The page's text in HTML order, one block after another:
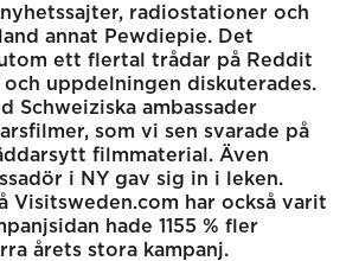
radiostationer och
annat Pewdiepie. Det
ett flertal trådar på Reddit
och uppdelningen diskuterades.
Schweiziska ambassader
som vi sen svarade på
filmmaterial. Även
i NY gav sig in i leken.
Visitsweden.com har också varit
hade 1155 % fler
årets stora kampanj.